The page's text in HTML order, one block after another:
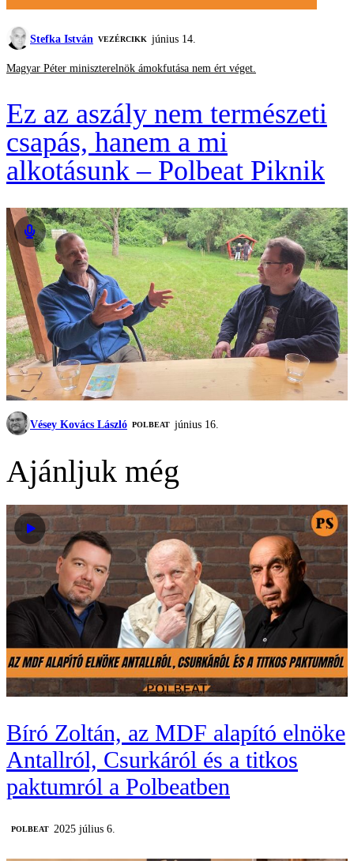
Stefka István VEZÉRCIKK június 14.
Magyar Péter miniszterelnök ámokfutása nem ért véget.
Ez az aszály nem természeti
csapás, hanem a mi
alkotásunk – Polbeat Piknik
Vésey Kovács László ‎POLBEAT június 16.
Ajánljuk még
Bíró Zoltán, az MDF alapító elnöke
Antallról, Csurkáról és a titkos
paktumról a Polbeatben
‎POLBEAT 2025 július 6.